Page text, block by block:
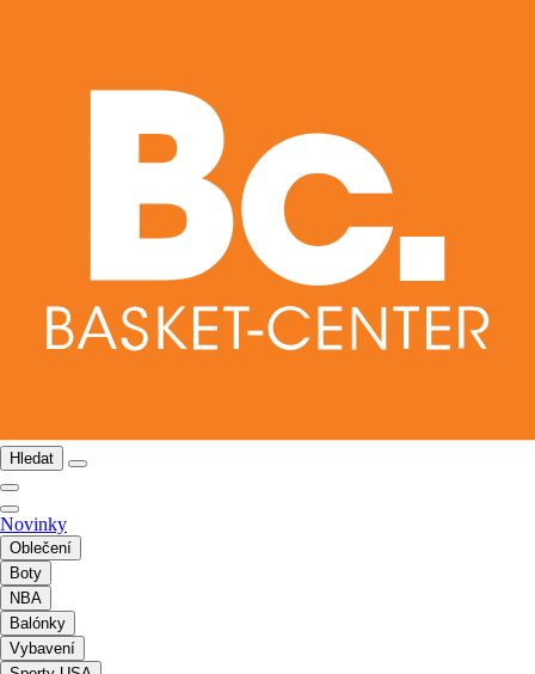
Hledat
Novinky
Oblečení
Boty
NBA
Balónky
Vybavení